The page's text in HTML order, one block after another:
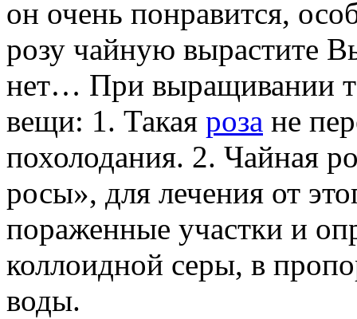
он очень понравится,
розу чайную вырастите
нет… При выращивании
вещи: 1. Такая роза не
похолодания. 2. Чайная
росы», для лечения от
пораженные участки и
коллоидной серы, в
воды.